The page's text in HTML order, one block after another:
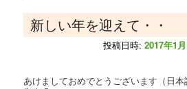
新しい年を迎えて・・
投稿日時: 2017年1
あけましておめでとうございます（